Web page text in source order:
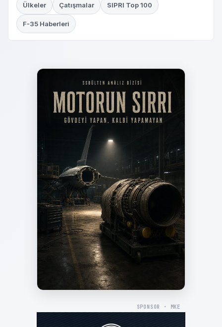
Ülkeler Çatışmalar SIPRI Top 100
F-35 Haberleri
SPONSOR · MKE